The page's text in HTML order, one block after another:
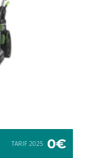
TARIF 2025 0€